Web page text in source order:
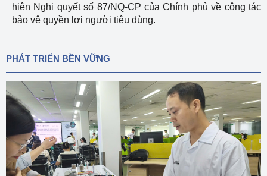
hiện Nghị quyết số 87/NQ-CP của Chính phủ về công tác
bảo vệ quyền lợi người tiêu dùng.
PHÁT TRIỂN BỀN VỮNG